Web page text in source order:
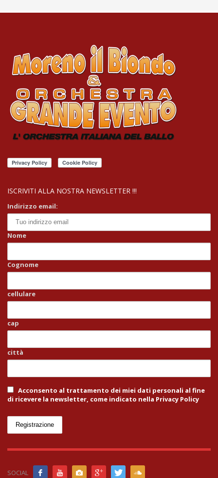
ISCRIVITI ALLA NOSTRA NEWSLETTER !!!
Indirizzo email:
Nome
Cognome
cellulare
cap
città
Acconsento al trattamento dei miei dati personali al fine
di ricevere la newsletter, come indicato nella Privacy Policy
SOCIAL